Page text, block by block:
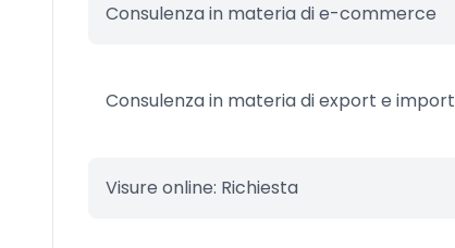
Consulenza in materia di e-commerce
Consulenza in materia di export e import
Visure online: Richiesta